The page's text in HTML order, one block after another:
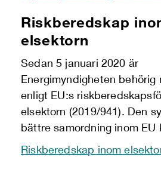
Riskberedskap
elsektorn
Sedan 5 januari 2020 är
Energimyndigheten behörig
enligt EU:s
elsektorn (2019/941). Den
bättre samordning inom EU
Riskberedskap inom